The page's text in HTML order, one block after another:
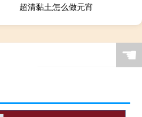
超清黏土怎么做元宵
☚